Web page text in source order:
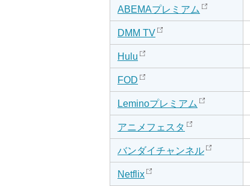
ABEMAプレミアム
DMM TV
Hulu
FOD
Leminoプレミアム
アニメフェスタ
バンダイチャンネル
Netflix